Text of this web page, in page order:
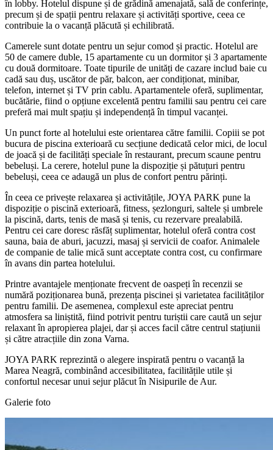
în lobby. Hotelul dispune și de grădină amenajată, sală de conferințe,
precum și de spații pentru relaxare și activități sportive, ceea ce
contribuie la o vacanță plăcută și echilibrată.
Camerele sunt dotate pentru un sejur comod și practic. Hotelul are
50 de camere duble, 15 apartamente cu un dormitor și 3 apartamente
cu două dormitoare. Toate tipurile de unități de cazare includ baie cu
cadă sau duș, uscător de păr, balcon, aer condiționat, minibar,
telefon, internet și TV prin cablu. Apartamentele oferă, suplimentar,
bucătărie, fiind o opțiune excelentă pentru familii sau pentru cei care
preferă mai mult spațiu și independență în timpul vacanței.
Un punct forte al hotelului este orientarea către familii. Copiii se pot
bucura de piscina exterioară cu secțiune dedicată celor mici, de locul
de joacă și de facilități speciale în restaurant, precum scaune pentru
bebeluși. La cerere, hotelul pune la dispoziție și pătuțuri pentru
bebeluși, ceea ce adaugă un plus de confort pentru părinți.
În ceea ce privește relaxarea și activitățile, JOYA PARK pune la
dispoziție o piscină exterioară, fitness, șezlonguri, saltele și umbrele
la piscină, darts, tenis de masă și tenis, cu rezervare prealabilă.
Pentru cei care doresc răsfăț suplimentar, hotelul oferă contra cost
sauna, baia de aburi, jacuzzi, masaj și servicii de coafor. Animalele
de companie de talie mică sunt acceptate contra cost, cu confirmare
în avans din partea hotelului.
Printre avantajele menționate frecvent de oaspeți în recenzii se
numără poziționarea bună, prezența piscinei și varietatea facilităților
pentru familii. De asemenea, complexul este apreciat pentru
atmosfera sa liniștită, fiind potrivit pentru turiștii care caută un sejur
relaxant în apropierea plajei, dar și acces facil către centrul stațiunii
și către atracțiile din zona Varna.
JOYA PARK reprezintă o alegere inspirată pentru o vacanță la
Marea Neagră, combinând accesibilitatea, facilitățile utile și
confortul necesar unui sejur plăcut în Nisipurile de Aur.
Galerie foto